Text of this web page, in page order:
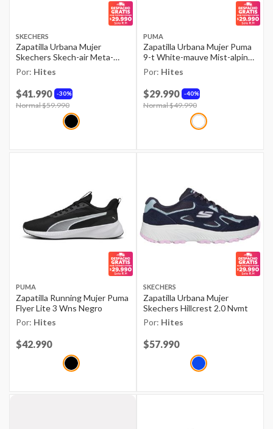
SKECHERS
Zapatilla Urbana Mujer
Skechers Skech-air Meta-
neutral Air Bkrg
Por: Hites
30%
$41.990
Price reduced from
Normal $59.990
PUMA
Zapatilla Urbana Mujer Puma
9-t White-mauve Mist-alpine
Snow
Por: Hites
40%
$29.990
Price reduced from
Normal $49.990
PUMA
Zapatilla Running Mujer Puma
Flyer Lite 3 Wns Negro
Por: Hites
Price reduced from
$42.990to
SKECHERS
Zapatilla Urbana Mujer
Skechers Hillcrest 2.0 Nvmt
Por: Hites
Price reduced from
$57.990to